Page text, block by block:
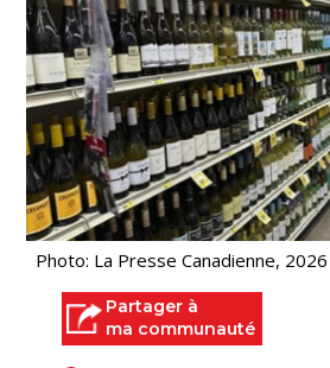
Photo: La Presse Canadienne, 2026
Partager à
ma communauté